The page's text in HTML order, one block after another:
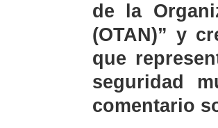
de la
(OTAN)” y
que
seguridad
comentario